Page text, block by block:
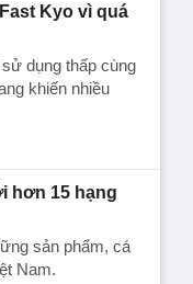
Kyo vì quá
dụng thấp cùng
khiến nhiều
hơn 15 hạng
sản phẩm, cá
Nam.